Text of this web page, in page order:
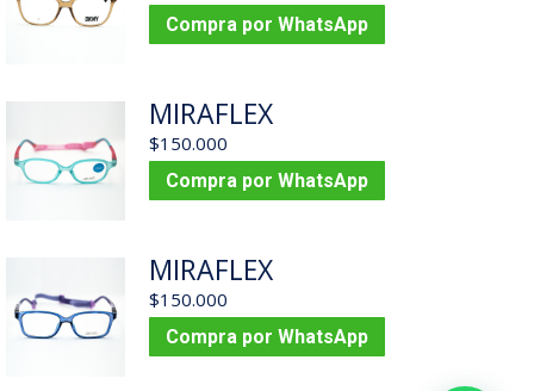
Compra por WhatsApp
MIRAFLEX
$150.000
Compra por WhatsApp
MIRAFLEX
$150.000
Compra por WhatsApp